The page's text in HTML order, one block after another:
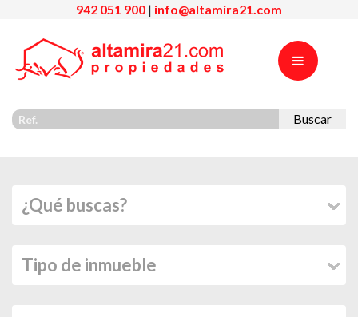
942 051 900 | info@altamira21.com
Buscar